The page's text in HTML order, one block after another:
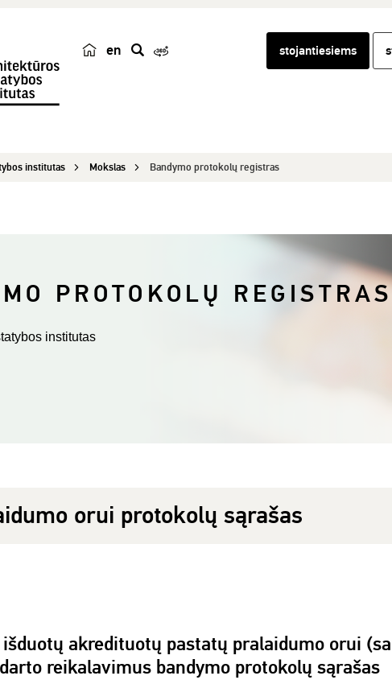
en
k
stojantiesiems
institutas Mokslas Bandymo protokolų registras
PROTOKOLŲ REGISTRAS
institutas
orui protokolų sąrašas
akredituotų pastatų pralaidumo orui
reikalavimus bandymo protokolų sąrašas